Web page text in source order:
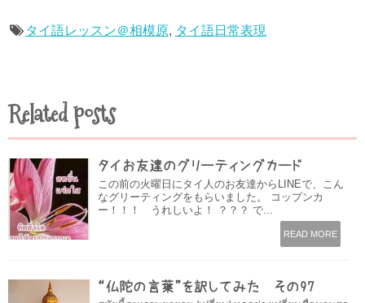
タイ語レッスン＠相模原, タイ語日常表現
Related posts
タイお友達のグリーティングカード
この前の火曜日にタイ人のお友達からLINEで、こん
なグリーティングをもらいました。 コップンカ
ー！！！ うれしいよ！ ？？？ で...
READ MORE
“仏陀の言葉”を訳してみた その97